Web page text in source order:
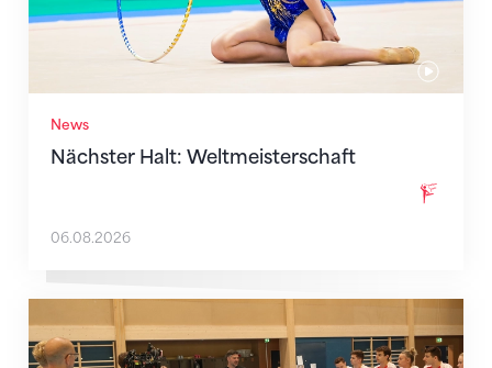
News
Nächster Halt: Weltmeisterschaft
06.08.2026
Mit klaren Zielen nach Zagreb